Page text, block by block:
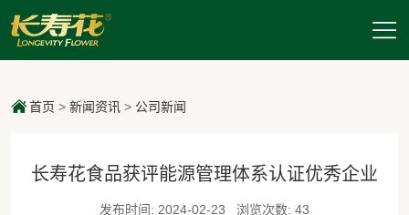
首页 > 新闻资讯> 公司新闻
长寿花食品获评能源管理体系认证优秀企业
发布时间: 2024-02-23 浏览次数: 43